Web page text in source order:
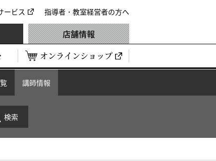
ービス 指導者・教室経営者の方へ
オンラインショップ
店舗情報
講師情報